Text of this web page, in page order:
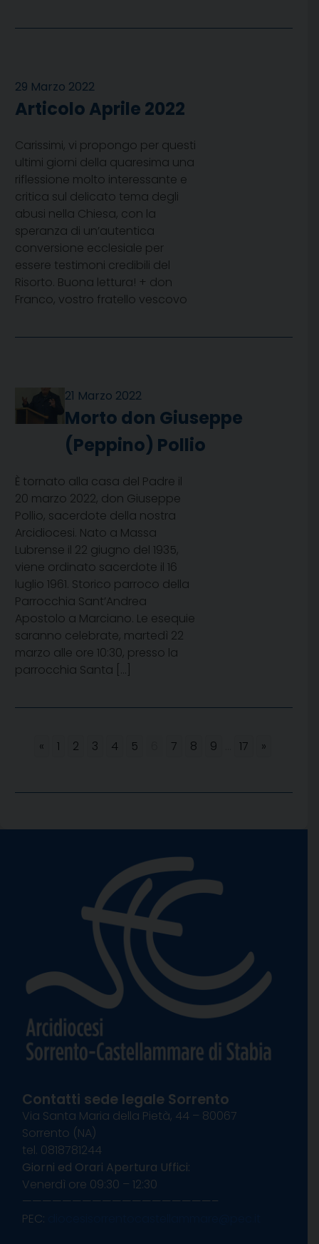
29 Marzo 2022
Articolo Aprile 2022
Carissimi, vi propongo per questi
ultimi giorni della quaresima una
riflessione molto interessante e
critica sul delicato tema degli
abusi nella Chiesa, con la
speranza di un’autentica
conversione ecclesiale per
essere testimoni credibili del
Risorto. Buona lettura! + don
Franco, vostro fratello vescovo
21 Marzo 2022
Morto don Giuseppe
(Peppino) Pollio
È tornato alla casa del Padre il
20 marzo 2022, don Giuseppe
Pollio, sacerdote della nostra
Arcidiocesi. Nato a Massa
Lubrense il 22 giugno del 1935,
viene ordinato sacerdote il 16
luglio 1961. Storico parroco della
Parrocchia Sant’Andrea
Apostolo a Marciano. Le esequie
saranno celebrate, martedì 22
marzo alle ore 10:30, presso la
parrocchia Santa […]
« 1 2 3 4 5 7 8 9 17 »
Contatti sede legale Sorrento
Via Santa Maria della Pietà, 44 – 80067
Sorrento (NA)
tel. 0818781244
Giorni ed Orari Apertura Uffici:
Venerdì ore 09:30 – 12:30
———————————————————–
PEC: